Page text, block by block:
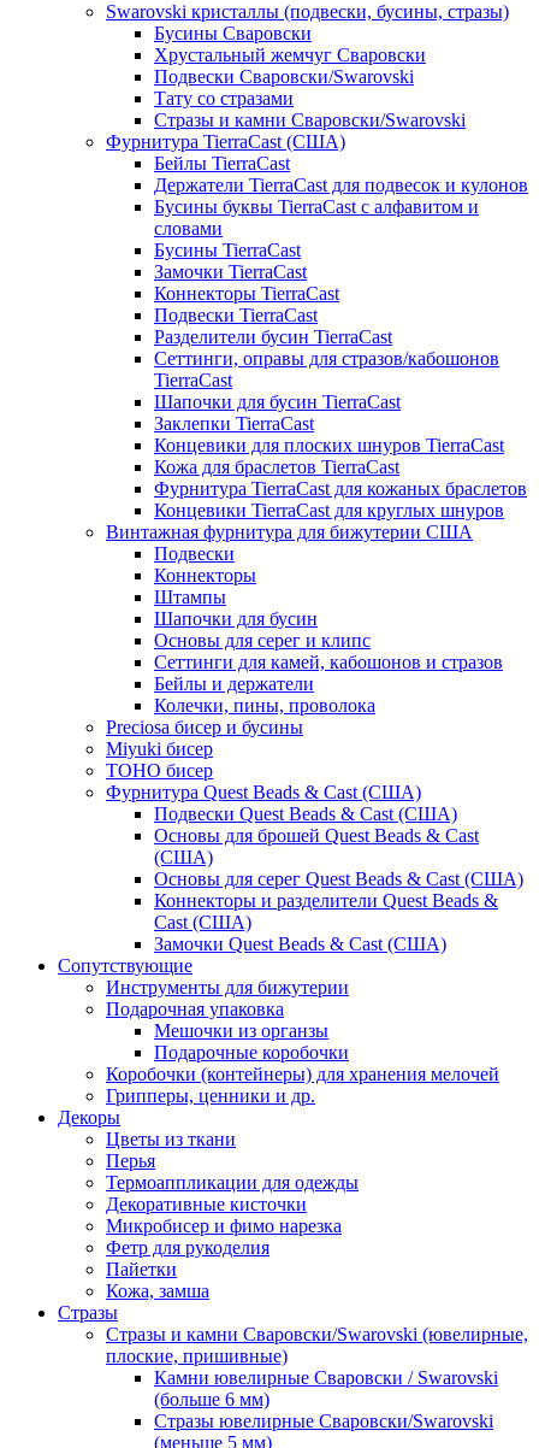
Swarovski кристаллы (подвески, бусины, стразы)
Бусины Сваровски
Хрустальный жемчуг Сваровски
Подвески Сваровски/Swarovski
Тату со стразами
Стразы и камни Сваровски/Swarovski
Фурнитура TierraCast (США)
Бейлы TierraCast
Держатели TierraCast для подвесок и кулонов
Бусины буквы TierraCast с алфавитом и
словами
Бусины TierraCast
Замочки TierraCast
Коннекторы TierraCast
Подвески TierraCast
Разделители бусин TierraCast
Сеттинги, оправы для стразов/кабошонов
TierraCast
Шапочки для бусин TierraCast
Заклепки TierraCast
Концевики для плоских шнуров TierraCast
Кожа для браслетов TierraCast
Фурнитура TierraCast для кожаных браслетов
Концевики TierraCast для круглых шнуров
Винтажная фурнитура для бижутерии США
Подвески
Коннекторы
Штампы
Шапочки для бусин
Основы для серег и клипс
Сеттинги для камей, кабошонов и стразов
Бейлы и держатели
Колечки, пины, проволока
Preciosa бисер и бусины
Miyuki бисер
TOHO бисер
Фурнитура Quest Beads & Cast (США)
Подвески Quest Beads & Cast (США)
Основы для брошей Quest Beads & Cast
(США)
Основы для серег Quest Beads & Cast (США)
Коннекторы и разделители Quest Beads &
Cast (США)
Замочки Quest Beads & Cast (США)
Сопутствующие
Инструменты для бижутерии
Подарочная упаковка
Мешочки из органзы
Подарочные коробочки
Коробочки (контейнеры) для хранения мелочей
Грипперы, ценники и др.
Декоры
Цветы из ткани
Перья
Термоаппликации для одежды
Декоративные кисточки
Микробисер и фимо нарезка
Фетр для рукоделия
Пайетки
Кожа, замша
Стразы
Стразы и камни Сваровски/Swarovski (ювелирные,
плоские, пришивные)
Камни ювелирные Сваровски / Swarovski
(больше 6 мм)
Стразы ювелирные Сваровски/Swarovski
(меньше 5 мм)